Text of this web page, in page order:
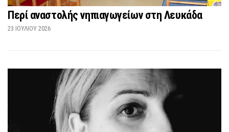
Περί αναστολής νηπιαγωγείων στη Λευκάδα
23 ΙΟΥΛΊΟΥ 2026